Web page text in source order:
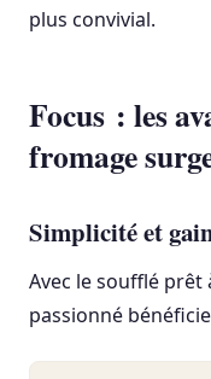
plus convivial.
Focus : les
fromage
Simplicité et
Avec le soufflé
passionné